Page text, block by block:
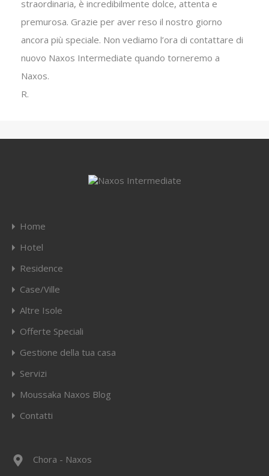
straordinaria, è incredibilmente dolce, attenta e
premurosa. Grazie per aver reso il nostro giorno
ancora più speciale. Non vediamo l’ora di contattare di
nuovo Naxos Intermediate quando torneremo a
Naxos.
R.
Home
Hotel
Residence
Case/Ville
Altre Isole
Offerte Speciali
Gestione della tua casa
Servizi
Moussaka Naxos Blog
Contatti
Chora - Naxos